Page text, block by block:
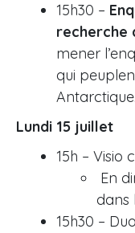
15h30 –
recherche
mener
qui
Antarctique.
Lundi 15 juillet
15h – Visio
En
dans
15h30 –